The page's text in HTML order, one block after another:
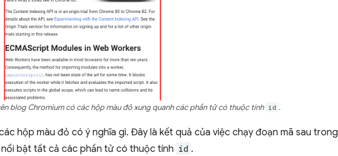
blog Chromium có các hộp màu đỏ xung quanh các phần tử có thuộc tính id .
hộp màu đỏ có ý nghĩa gì. Đây là kết quả của việc chạy đoạn mã sau trong
nổi bật tất cả các phần tử có thuộc tính id .